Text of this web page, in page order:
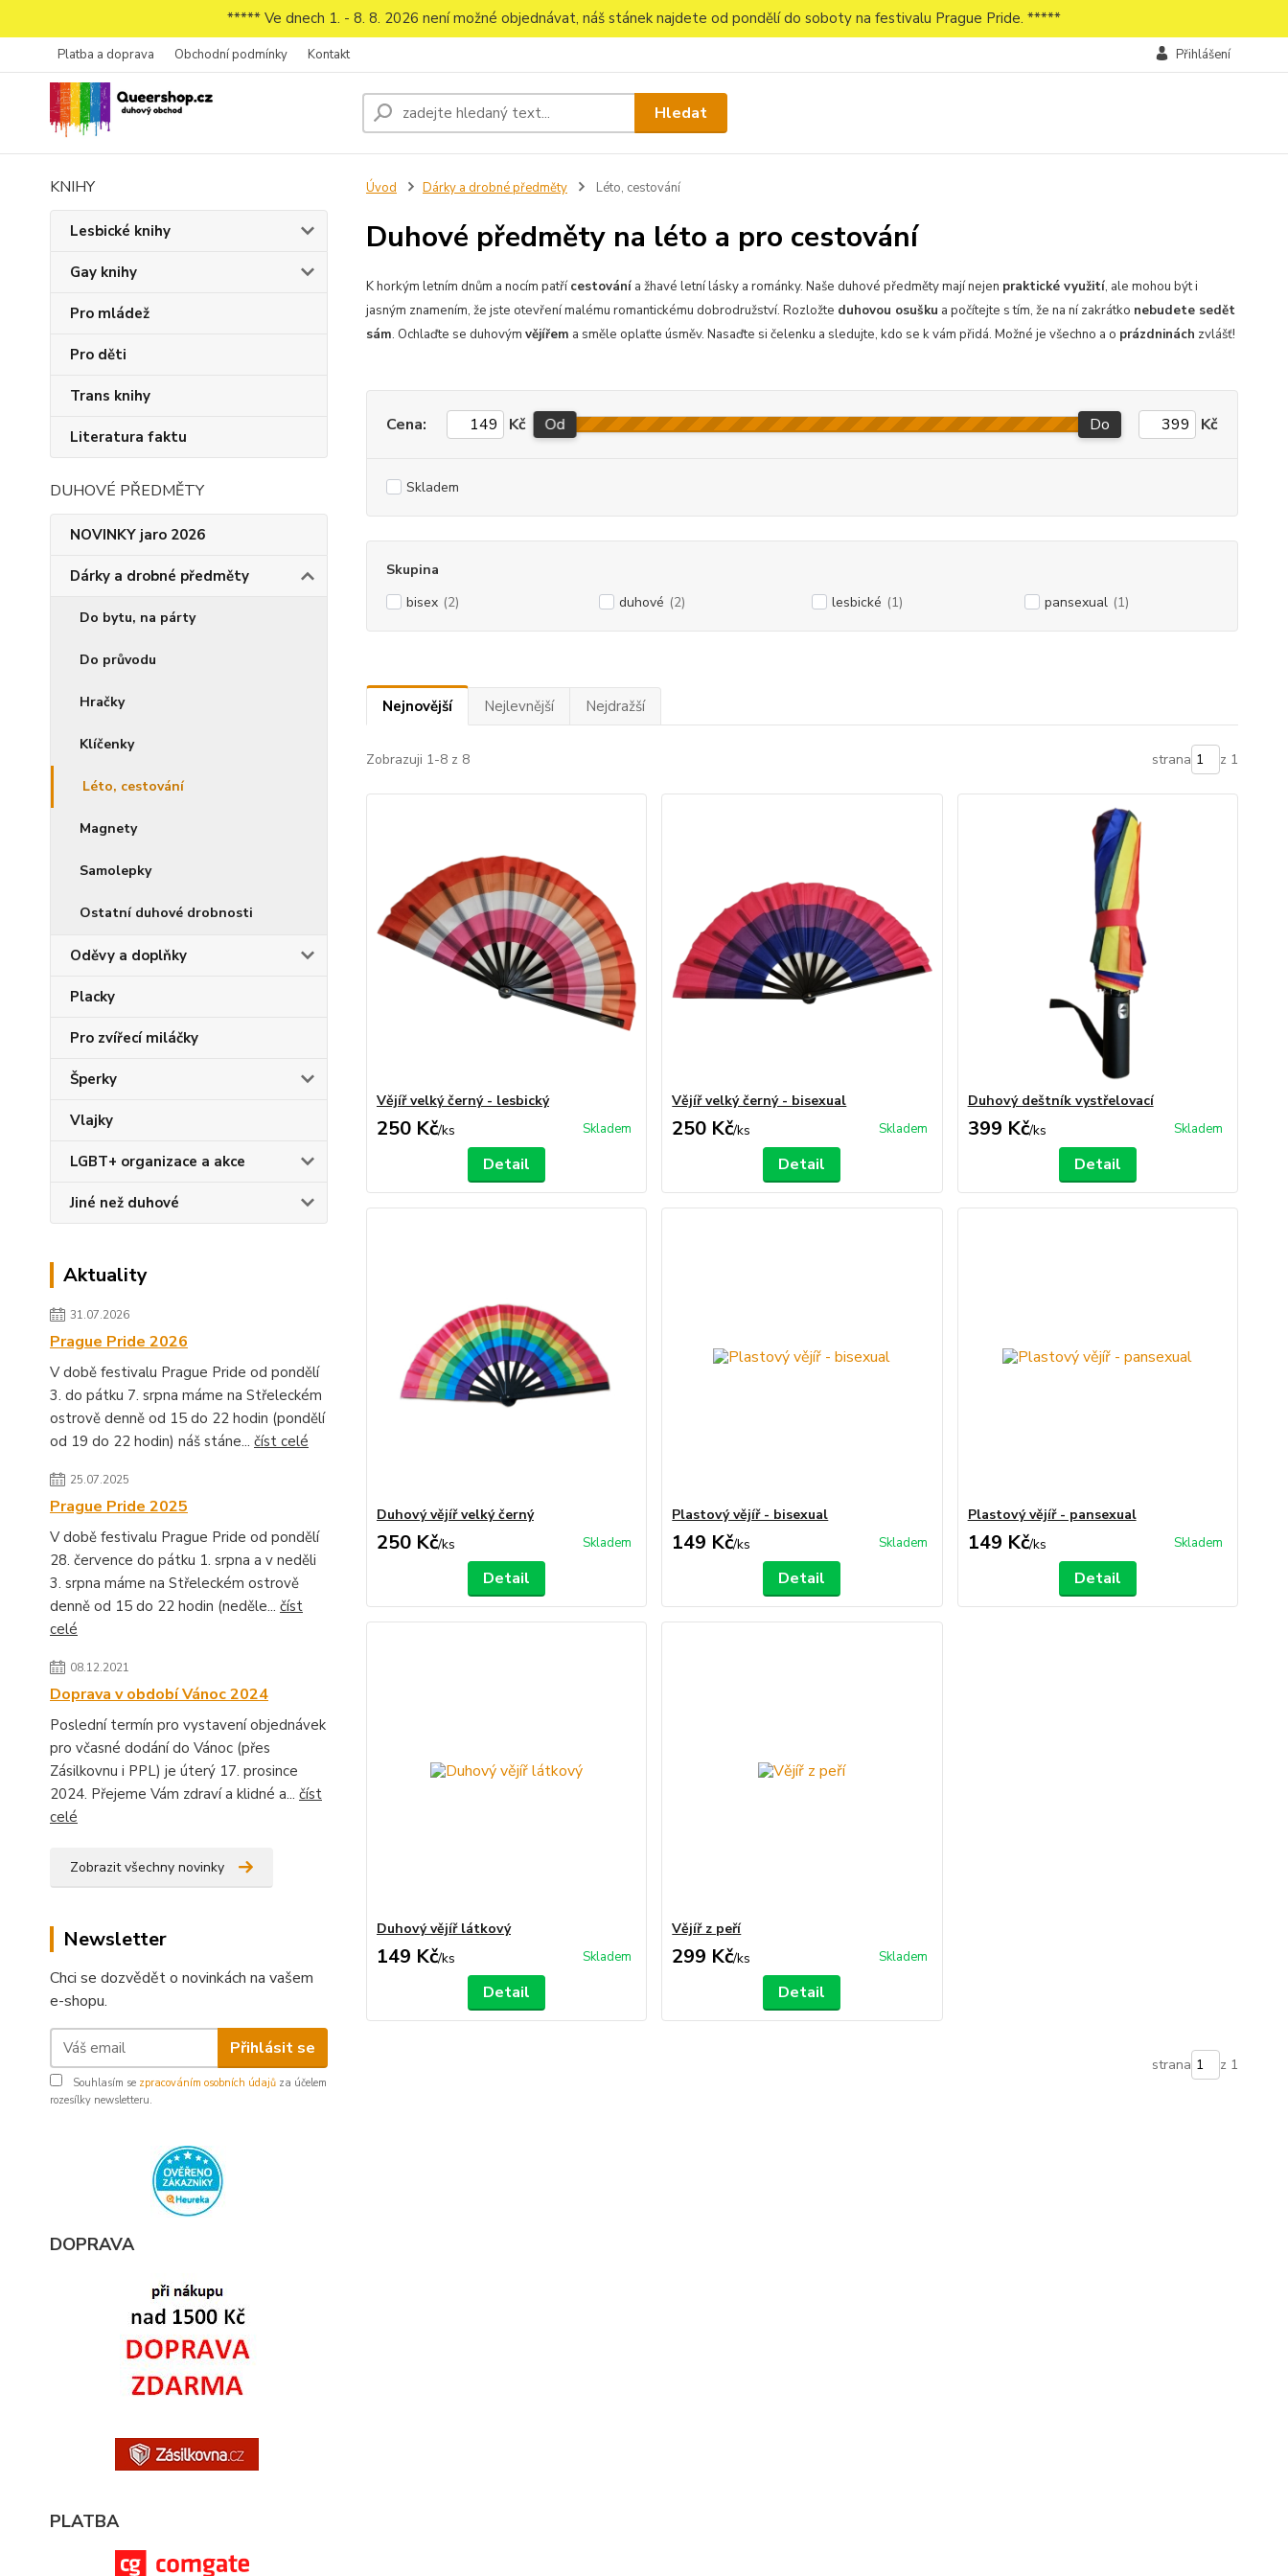
***** Ve dnech 1. - 8. 8. 2026 není možné objednávat, náš stánek najdete od pondělí do soboty na festivalu Prague Pride. *****
Platba a doprava Obchodní podmínky Kontakt Přihlášení
Hledat
KNIHY
Lesbické knihy
Gay knihy
Pro mládež
Pro děti
Trans knihy
Literatura faktu
DUHOVÉ PŘEDMĚTY
NOVINKY jaro 2026
Dárky a drobné předměty
Do bytu, na párty
Do průvodu
Hračky
Klíčenky
Léto, cestování
Magnety
Samolepky
Ostatní duhové drobnosti
Oděvy a doplňky
Placky
Pro zvířecí miláčky
Šperky
Vlajky
LGBT+ organizace a akce
Jiné než duhové
Aktuality
31.07.2026
Prague Pride 2026
V době festivalu Prague Pride od pondělí
3. do pátku 7. srpna máme na Střeleckém
ostrově denně od 15 do 22 hodin (pondělí
od 19 do 22 hodin) náš stáne... číst celé
25.07.2025
Prague Pride 2025
V době festivalu Prague Pride od pondělí
28. července do pátku 1. srpna a v neděli
3. srpna máme na Střeleckém ostrově
denně od 15 do 22 hodin (neděle... číst
celé
08.12.2021
Doprava v období Vánoc 2024
Poslední termín pro vystavení objednávek
pro včasné dodání do Vánoc (přes
Zásilkovnu i PPL) je úterý 17. prosince
2024. Přejeme Vám zdraví a klidné a... číst
celé
Zobrazit všechny novinky
Newsletter
Chci se dozvědět o novinkách na vašem
e-shopu.
Přihlásit se
Souhlasím se zpracováním osobních údajů za účelem
rozesílky newsletteru.
DOPRAVA
PLATBA
Úvod Dárky a drobné předměty Léto, cestování
Duhové předměty na léto a pro cestování
K horkým letním dnům a nocím patřícestovánía žhavé letní lásky a románky. Naše duhové předměty mají nejen praktické využití, ale mohou být i
jasným znamením, že jste otevření malému romantickému dobrodružství. Rozložte duhovou osušku a počítejte s tím, že na ní zakrátko nebudete sedět
sám. Ochlaďte se duhovým vějířem a směle oplaťte úsměv. Nasaďte si čelenku a sledujte, kdo se k vám přidá. Možné je všechno a o prázdninách zvlášť!
Cena: Kč Od Do Kč
Skladem
Skupina
bisex (2) duhové (2) lesbické (1) pansexual (1)
Nejnovější Nejlevnější Nejdražší
Zobrazuji 1-8 z 8 strana z 1
Vějíř velký černý - lesbický
250 Kč/ks Skladem
Detail
Vějíř velký černý - bisexual
250 Kč/ks Skladem
Detail
Duhový deštník vystřelovací
399 Kč/ks Skladem
Detail
Duhový vějíř velký černý
250 Kč/ks Skladem
Detail
Plastový vějíř - bisexual
149 Kč/ks Skladem
Detail
Plastový vějíř - pansexual
149 Kč/ks Skladem
Detail
Duhový vějíř látkový
149 Kč/ks Skladem
Detail
Vějíř z peří
299 Kč/ks Skladem
Detail
strana z 1